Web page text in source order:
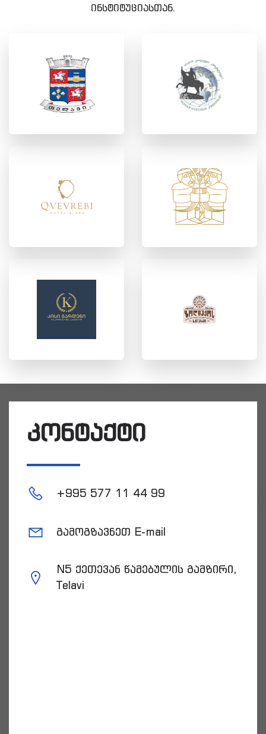
ინსტიტუციასთან.
კონტაქტი
+995 577 11 44 99
გამოგზავნეთ E-mail
N5 ქეთევან წამებულის გამზირი,
Telavi